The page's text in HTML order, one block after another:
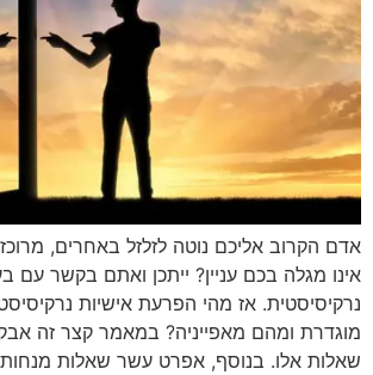
אדם הקרוב אליכם נוטה לזלזל באחרים,
אינו מגלה בכם עניין? ייתכן ואתם בקשר עם
נרקיסיסטית. אז מהי הפרעת אישיות
מוגדרת ומהם מאפייניה? במאמר קצר זה
שאלות אלו. בנוסף, אפרט עשר שאלות